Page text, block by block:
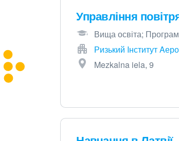
Управління
Вища освіта;
Ризький Iнститут
Mezkalna iela, 9